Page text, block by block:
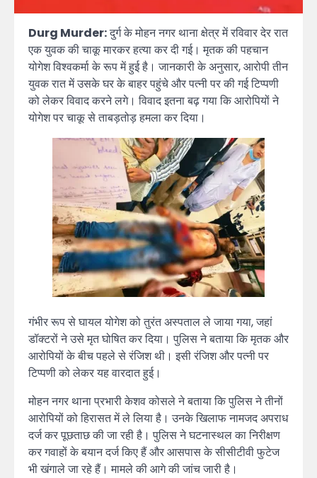
Durg Murder:दुर्ग के मोहन नगर थाना क्षेत्र में रविवार देर रात
एक युवक की चाकू मारकर हत्या कर दी गई। मृतक की पहचान
योगेश विश्वकर्मा के रूप में हुई है। जानकारी के अनुसार, आरोपी तीन
युवक रात में उसके घर के बाहर पहुंचे और पत्नी पर की गई टिप्पणी
को लेकर विवाद करने लगे। विवाद इतना बढ़ गया कि आरोपियों ने
योगेश पर चाकू से ताबड़तोड़ हमला कर दिया।
गंभीर रूप से घायल योगेश को तुरंत अस्पताल ले जाया गया, जहां
डॉक्टरों ने उसे मृत घोषित कर दिया। पुलिस ने बताया कि मृतक और
आरोपियों के बीच पहले से रंजिश थी। इसी रंजिश और पत्नी पर
टिप्पणी को लेकर यह वारदात हुई।
मोहन नगर थाना प्रभारी केशव कोसले ने बताया कि पुलिस ने तीनों
आरोपियों को हिरासत में ले लिया है। उनके खिलाफ नामजद अपराध
दर्ज कर पूछताछ की जा रही है। पुलिस ने घटनास्थल का निरीक्षण
कर गवाहों के बयान दर्ज किए हैं और आसपास के सीसीटीवी फुटेज
भी खंगाले जा रहे हैं। मामले की आगे की जांच जारी है।